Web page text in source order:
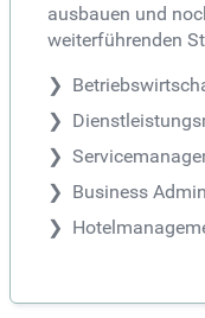
ausbauen und
weiterführenden
Business